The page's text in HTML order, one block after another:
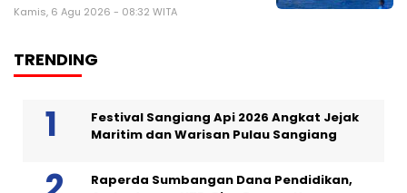
Kamis, 6 Agu 2026 - 08:32 WITA
TRENDING
Festival Sangiang Api 2026 Angkat Jejak
Maritim dan Warisan Pulau Sangiang
Raperda Sumbangan Dana Pendidikan,